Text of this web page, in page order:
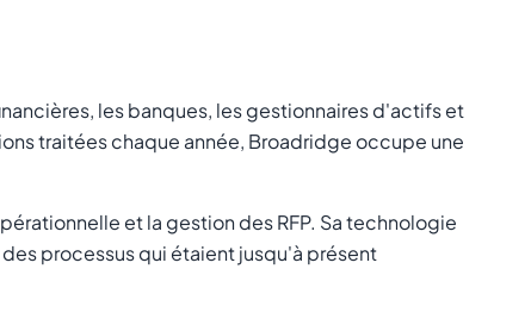
les banques, les gestionnaires d'actifs et
traitées chaque année, Broadridge occupe une
et la gestion des RFP. Sa technologie
processus qui étaient jusqu'à présent